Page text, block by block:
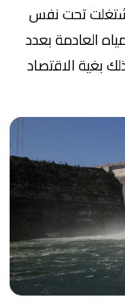
تحت نفس
العادمة بعدد
بغية الاقتصاد